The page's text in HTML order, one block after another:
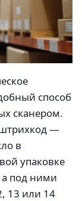
способ
сканером.
—
в
упаковке
под ними
13 или 14